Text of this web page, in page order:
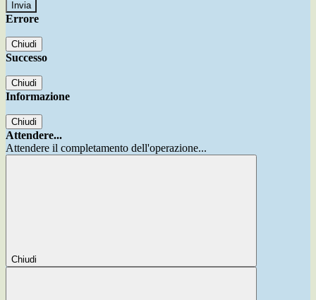
Errore
Chiudi
Successo
Chiudi
Informazione
Chiudi
Attendere...
Attendere il completamento dell'operazione...
Chiudi